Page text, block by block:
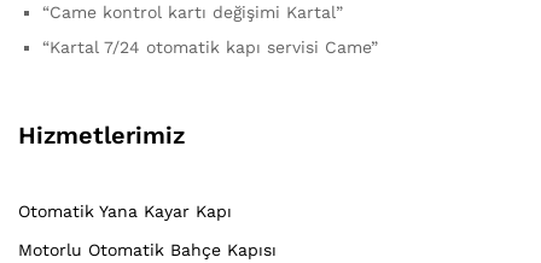
“Came kontrol kartı değişimi Kartal”
“Kartal 7/24 otomatik kapı servisi Came”
Hizmetlerimiz
Otomatik Yana Kayar Kapı
Motorlu Otomatik Bahçe Kapısı